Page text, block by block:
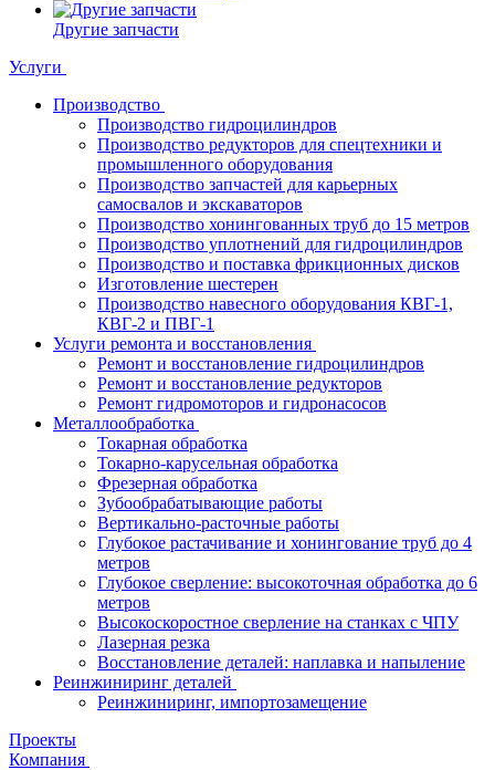
Другие запчасти
Услуги
Производство
Производство гидроцилиндров
Производство редукторов для спецтехники и
промышленного оборудования
Производство запчастей для карьерных
самосвалов и экскаваторов
Производство хонингованных труб до 15 метров
Производство уплотнений для гидроцилиндров
Производство и поставка фрикционных дисков
Изготовление шестерен
Производство навесного оборудования КВГ-1,
КВГ-2 и ПВГ-1
Услуги ремонта и восстановления
Ремонт и восстановление гидроцилиндров
Ремонт и восстановление редукторов
Ремонт гидромоторов и гидронасосов
Металлообработка
Токарная обработка
Токарно-карусельная обработка
Фрезерная обработка
Зубообрабатывающие работы
Вертикально-расточные работы
Глубокое растачивание и хонингование труб до 4
метров
Глубокое сверление: высокоточная обработка до 6
метров
Высокоскоростное сверление на станках с ЧПУ
Лазерная резка
Восстановление деталей: наплавка и напыление
Реинжиниринг деталей
Реинжиниринг, импортозамещение
Проекты
Компания